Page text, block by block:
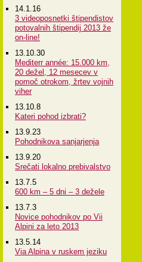
14.1.16
3 videoposnetki štipendistov
potovalnih štipendij 2013 že
on-line!
13.10.30
Mediterr année: 15.000 km,
20 dežel, 12 mesecev v
pomoč otrokom, žrtev vojnih
viher
13.10.8
Kateri pohod izbrati?
13.9.23
Pohodnikova sanjarjenja
13.9.20
Srečati lokalno prebivalstvo
13.7.5
600 km – 5 dni – 3 dežele
13.7.3
Novice pohodnikov po Vii
Alpini za leto 2013
13.5.14
Via Alpina v ruskem jeziku